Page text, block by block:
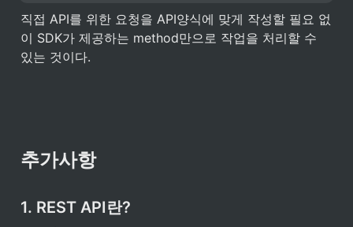
직접 API를 위한 요청을 API양식에 맞게 작성할 필요 없
이 SDK가 제공하는 method만으로 작업을 처리할 수
있는 것이다.
추가사항
1. REST API란?